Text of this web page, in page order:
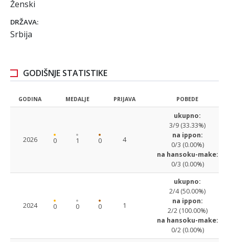
Ženski
DRŽAVA:
Srbija
GODIŠNJE STATISTIKE
GODINA MEDALJE PRIJAVA POBEDE
2026 0 1 0 4
ukupno:
3/9 (33.33%)
na ippon:
0/3 (0.00%)
na hansoku-make:
0/3 (0.00%)
2024 0 0 0 1
ukupno:
2/4 (50.00%)
na ippon:
2/2 (100.00%)
na hansoku-make:
0/2 (0.00%)